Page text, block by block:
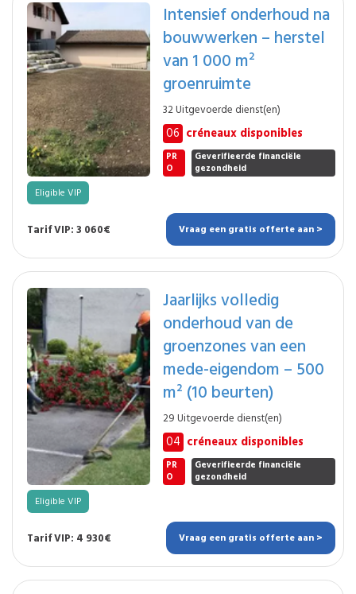
Intensief onderhoud na
bouwwerken – herstel
van 1 000 m²
groenruimte
32 Uitgevoerde dienst(en)
06 créneaux disponibles
PR
O
Geverifieerde financiële
gezondheid
Eligible VIP
Tarif VIP: 3 060€ Vraag een gratis offerte aan >
Jaarlijks volledig
onderhoud van de
groenzones van een
mede-eigendom – 500
m² (10 beurten)
29 Uitgevoerde dienst(en)
04 créneaux disponibles
PR
O
Geverifieerde financiële
gezondheid
Eligible VIP
Tarif VIP: 4 930€ Vraag een gratis offerte aan >